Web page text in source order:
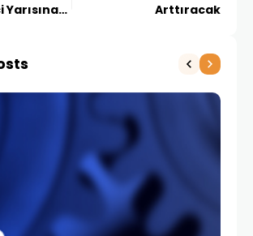
Yarısına
Arttıracak